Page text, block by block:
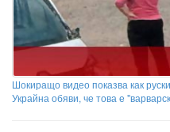
Шокиращо видео показва как
Украйна обяви, че това е